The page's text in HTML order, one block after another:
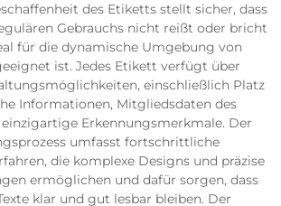
des Etiketts stellt sicher, dass
Gebrauchs nicht reißt oder bricht
für die dynamische Umgebung von
ist. Jedes Etikett verfügt über
einschließlich Platz
Informationen, Mitgliedsdaten des
Erkennungsmerkmale. Der
umfasst fortschrittliche
die komplexe Designs und präzise
ermöglichen und dafür sorgen, dass
klar und gut lesbar bleiben. Der